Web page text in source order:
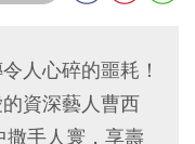
人心碎的噩耗！
資深藝人曹西
手人寰，享壽